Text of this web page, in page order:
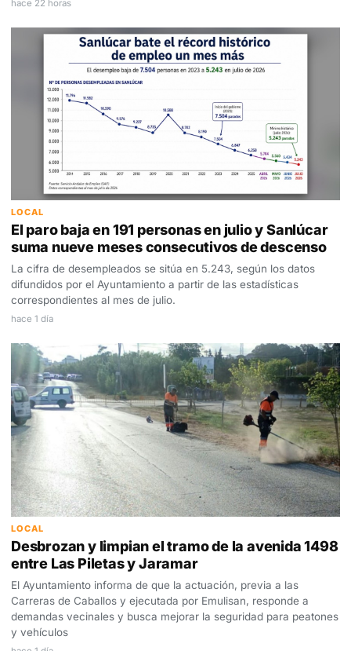
hace 22 horas
LOCAL
El paro baja en 191 personas en julio y Sanlúcar
suma nueve meses consecutivos de descenso
La cifra de desempleados se sitúa en 5.243, según los datos
difundidos por el Ayuntamiento a partir de las estadísticas
correspondientes al mes de julio.
hace 1 día
LOCAL
Desbrozan y limpian el tramo de la avenida 1498
entre Las Piletas y Jaramar
El Ayuntamiento informa de que la actuación, previa a las
Carreras de Caballos y ejecutada por Emulisan, responde a
demandas vecinales y busca mejorar la seguridad para peatones
y vehículos